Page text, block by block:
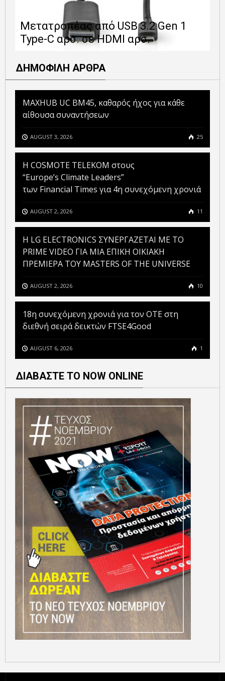
Μετατροπέας από USB 3.2 Gen 1
Type-C αρσ. σε HDMI αρσ.
ΔΗΜΟΦΙΛΗ ΑΡΘΡΑ
MAXHUB UC BM45, καθαρός ήχος για κάθε
αίθουσα συναντήσεων
AUGUST 3, 2026 25
Η COSMOTE TELEKOM στους
“Europe’s Climate Leaders”
των Financial Times για 4η συνεχόμενη χρονιά
AUGUST 2, 2026 11
H LG ELECTRONICS ΣΥΝΕΡΓΑΖΕΤΑΙ ΜΕ ΤΟ
PRIME VIDEO ΓΙΑ ΜΙΑ ΕΠΙΚΗ ΟΙΚΙΑΚΗ
ΠΡΕΜΙΕΡΑ ΤΟΥ MASTERS OF THE UNIVERSE
AUGUST 2, 2026 10
18η συνεχόμενη χρονιά για τον ΟΤΕ στη
διεθνή σειρά δεικτών FTSE4Good
AUGUST 6, 2026 1
ΔΙΑΒΑΣΤΕ ΤΟ NOW ONLINE